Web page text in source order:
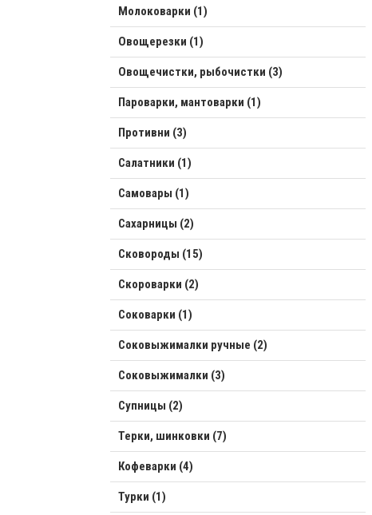
Молоковарки (1)
Овощерезки (1)
Овощечистки, рыбочистки (3)
Пароварки, мантоварки (1)
Противни (3)
Салатники (1)
Самовары (1)
Сахарницы (2)
Сковороды (15)
Скороварки (2)
Соковарки (1)
Соковыжималки ручные (2)
Соковыжималки (3)
Супницы (2)
Терки, шинковки (7)
Кофеварки (4)
Турки (1)